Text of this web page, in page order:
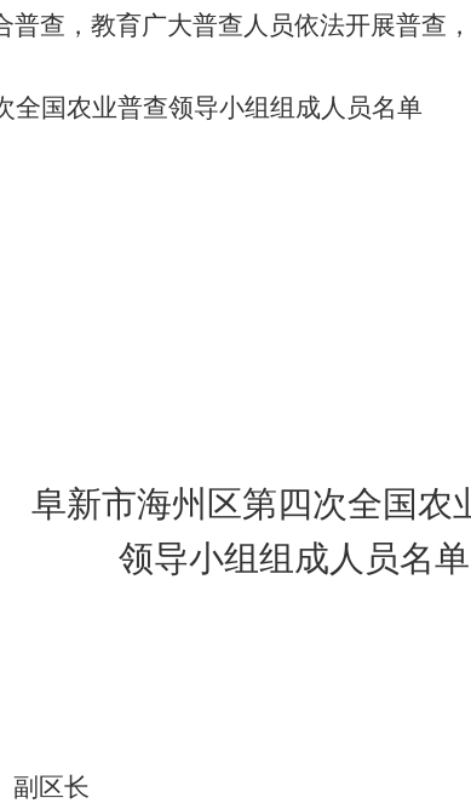
普查，教育广大普查人员依法开展普查
全国农业普查领导小组组成人员名单
阜新市海州区第四次全国农
领导小组组成人员名单
副区长